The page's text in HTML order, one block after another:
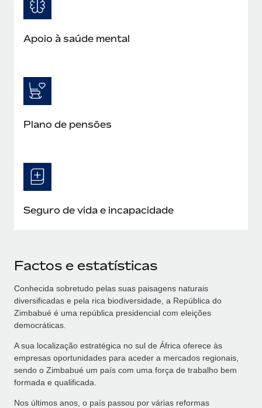
Apoio à saúde mental
Plano de pensões
Seguro de vida e incapacidade
Factos e estatísticas
Conhecida sobretudo pelas suas paisagens naturais
diversificadas e pela rica biodiversidade, a República do
Zimbabué é uma república presidencial com eleições
democráticas.
A sua localização estratégica no sul de África oferece às
empresas oportunidades para aceder a mercados regionais,
sendo o Zimbabué um país com uma força de trabalho bem
formada e qualificada.
Nos últimos anos, o país passou por várias reformas